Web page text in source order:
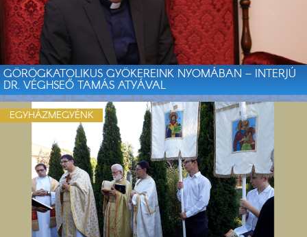
GÖRÖGKATOLIKUS GYÖKEREINK NYOMÁBAN – INTERJÚ
DR. VÉGHSEŐ TAMÁS ATYÁVAL
EGYHÁZMEGYÉNK